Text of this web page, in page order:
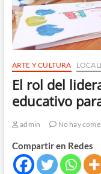
ARTE Y CULTURA
El rol del
educativo
admin No hay
Compartir en Redes